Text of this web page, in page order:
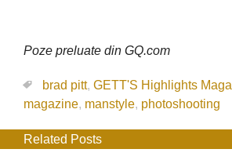
Poze preluate din GQ.com
brad pitt, GETT'S Highlights
magazine, manstyle, photoshooting
Related Posts